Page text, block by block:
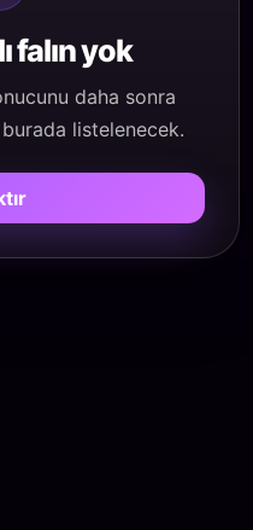
falın yok
daha sonra
listelenecek.